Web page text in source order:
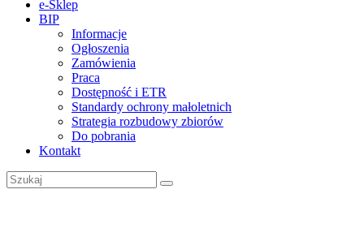
e-Sklep
BIP
Informacje
Ogłoszenia
Zamówienia
Praca
Dostępność i ETR
Standardy ochrony małoletnich
Strategia rozbudowy zbiorów
Do pobrania
Kontakt